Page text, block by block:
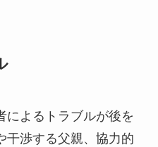
によるトラブルが後を
干渉する父親、協力的